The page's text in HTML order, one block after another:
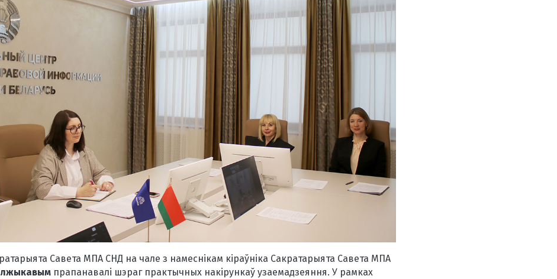
Савета МПА СНД на чале з намеснікам кіраўніка Сакратарыята Савета МПА
прапанавалі шэраг практычных накірункаў узаемадзеяння. У рамках